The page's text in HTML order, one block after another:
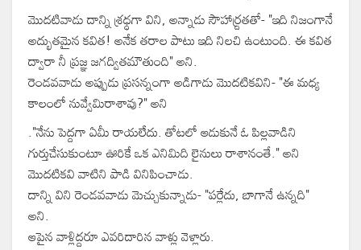
మొదటివాడు దాన్ని శ్రధ్ధగా విని, అన్నాడు సౌహార్ద్రతతో- "ఇది నిజంగానే
అద్భుతమైన కవిత! అనేక తరాల పాటు ఇది నిలచి ఉంటుంది. ఈ కవిత
ద్వారా నీ ప్రజ్ఞ జగద్వితమౌతుంది" అని.
రెండవవాడు అప్పుడు ప్రసన్నంగా అడిగాడు మొదటికవిని- "ఈ మధ్య
కాలంలో నువ్వేమిరాశావు?" అని
."నేను పెద్దగా ఏమీ రాయలేదు. తోటలో ఆడుకునే ఓ పిల్లవాడిని
గుర్తుచేసుకుంటూ ఊరికే ఒక ఎనిమిది లైనులు రాశానంతే." అని
మొదటికవి వాటిని పాడి వినిపించాడు.
దాన్ని విని రెండవవాడు మెచ్చుకున్నాడు- "పర్లేదు, బాగానే ఉన్నది"
అని.
ఆపైన వాళ్లిద్దరూ ఎవరిదారిన వాళ్లు వెళ్లారు.